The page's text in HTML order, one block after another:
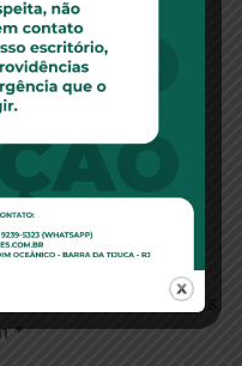
de menor custo ou
deve ocorrer no
teve multa
à 20 dias.
publicado.
Campos
*